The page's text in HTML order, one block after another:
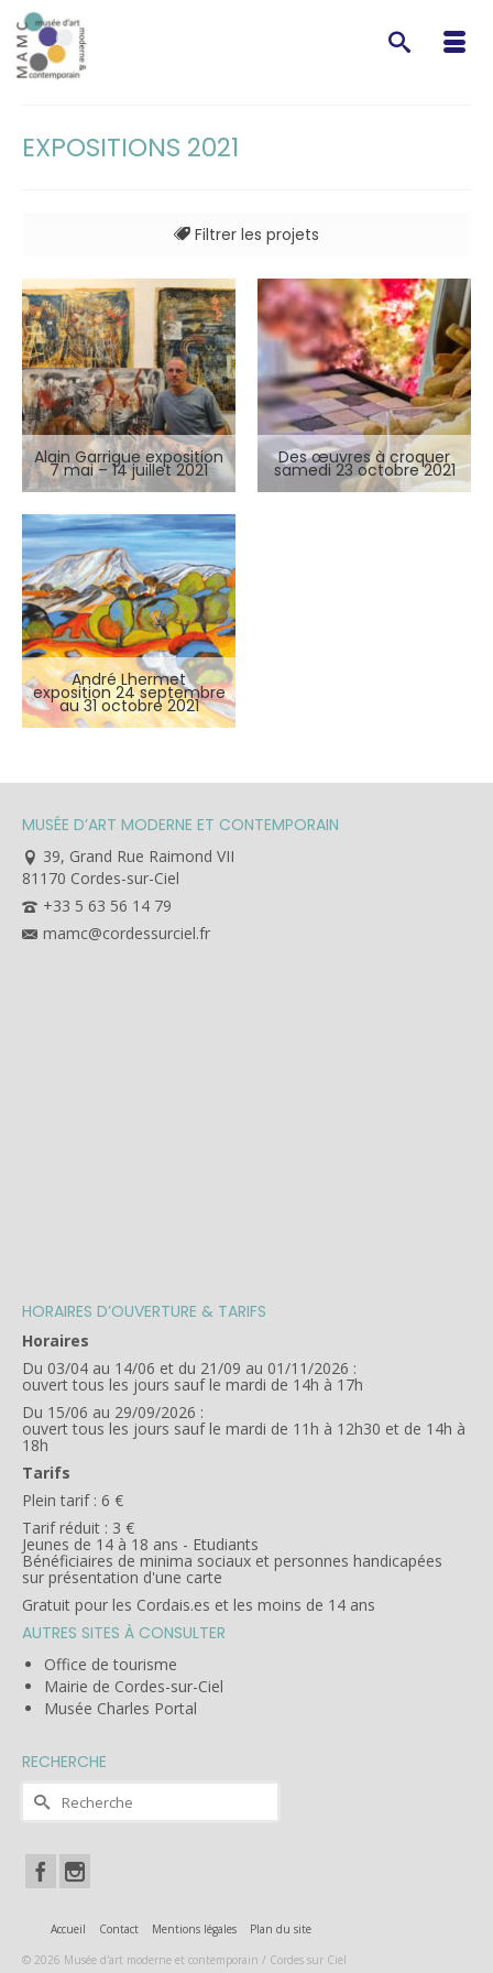
EXPOSITIONS 2021
Filtrer les projets
Alain Garrigue exposition
7 mai – 14 juillet 2021
Des œuvres à croquer
samedi 23 octobre 2021
André Lhermet
exposition 24 septembre
au 31 octobre 2021
MUSÉE D’ART MODERNE ET CONTEMPORAIN
39, Grand Rue Raimond VII
81170 Cordes-sur-Ciel
+33 5 63 56 14 79
mamc@cordessurciel.fr
HORAIRES D’OUVERTURE & TARIFS
Horaires
Du 03/04 au 14/06 et du 21/09 au 01/11/2026 :
ouvert tous les jours sauf le mardi de 14h à 17h
Du 15/06 au 29/09/2026 :
ouvert tous les jours sauf le mardi de 11h à 12h30 et de 14h à
18h
Tarifs
Plein tarif : 6 €
Tarif réduit : 3 €
Jeunes de 14 à 18 ans - Etudiants
Bénéficiaires de minima sociaux et personnes handicapées
sur présentation d'une carte
Gratuit pour les Cordais.es et les moins de 14 ans
AUTRES SITES À CONSULTER
Office de tourisme
Mairie de Cordes-sur-Ciel
Musée Charles Portal
RECHERCHE
Rechercher :
Accueil Contact Mentions légales
Plan du site
© 2026 Musée d'art moderne et contemporain / Cordes sur Ciel